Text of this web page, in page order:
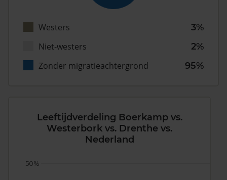
Westers
3%
Niet-westers
2%
Zonder migratieachtergrond
95%
Leeftijdverdeling Boerkamp vs.
Westerbork vs. Drenthe vs.
Nederland
50%